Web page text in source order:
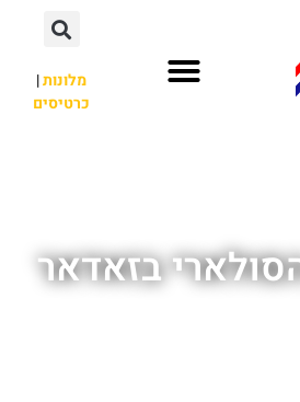
מלונות|
כרטיסים
בזאדאר